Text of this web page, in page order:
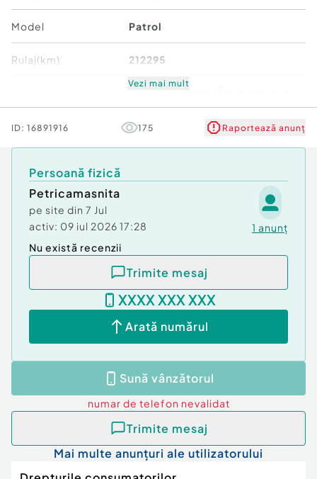
Model Patrol
Rulaj(km) 212295
Vezi mai mult
ID: 16891916 175 Raportează anunț
Persoană fizică
Petricamasnita
pe site din 7 Jul
activ: 09 iul 2026 17:28 1 anunț
Nu există recenzii
Trimite mesaj
XXXX XXX XXX
Arată numărul
Sună vânzătorul
numar de telefon nevalidat
Trimite mesaj
Mai multe anunțuri ale utilizatorului